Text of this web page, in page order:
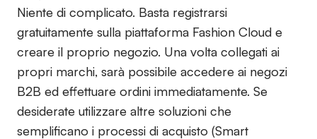
Niente di complicato. Basta registrarsi
gratuitamente sulla piattaforma Fashion Cloud e
creare il proprio negozio. Una volta collegati ai
propri marchi, sarà possibile accedere ai negozi
B2B ed effettuare ordini immediatamente. Se
desiderate utilizzare altre soluzioni che
semplificano i processi di acquisto (Smart